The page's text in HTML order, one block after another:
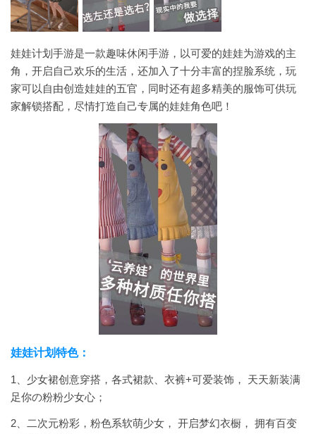
娃娃计划手游是一款趣味休闲手游，以可爱的娃娃为游戏的主
角，开启自己欢乐的生活，还加入了十分丰富的捏脸系统，玩
家可以自由创造娃娃的五官，同时还有超多精美的服饰可供玩
家解锁搭配，尽情打造自己专属的娃娃角色吧！
娃娃计划特色：
1、少女裙创意穿搭，各式裙款、衣裤+可爱装饰， 天天新装满
足你の粉粉少女心；
2、二次元粉彩，粉色系软萌少女， 开启梦幻衣橱， 拥有百变